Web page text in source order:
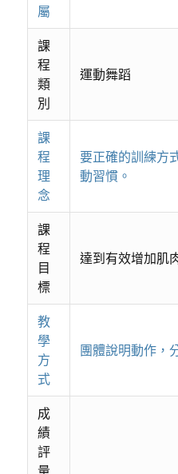
屬
課
程
類
別
運動舞蹈
課
程
理
念
要正確的訓練方
動習慣。
課
程
目
標
達到有效增加肌
教
學
方
式
團體說明動作，
成
績
評
量